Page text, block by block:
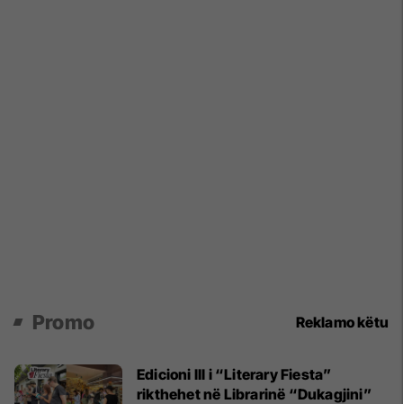
Promo Reklamo këtu
Edicioni III i “Literary Fiesta”
rikthehet në Librarinë “Dukagjini”